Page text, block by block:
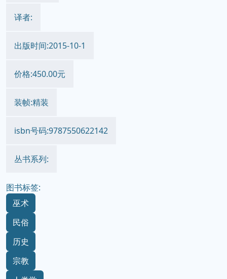
译者:
出版时间:2015-10-1
价格:450.00元
装帧:精装
isbn号码:9787550622142
丛书系列:
图书标签:
巫术
民俗
历史
宗教